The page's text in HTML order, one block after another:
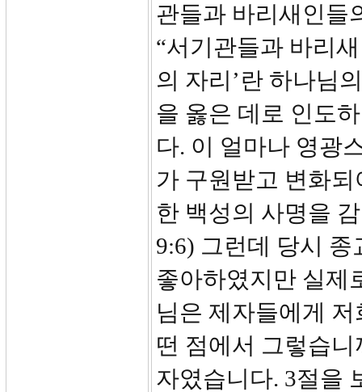
관들과 바리새인들
“서기관들과 바리
의 자리’란 하나님
을 옳은 데로 인도
다. 이 얼마나 영광
가 구원받고 변화
한 백성의 사명을
9:6) 그런데 당시
좋아하였지만 실제
님은 제자들에게
떤 점에서 그렇습
자였습니다. 3절을